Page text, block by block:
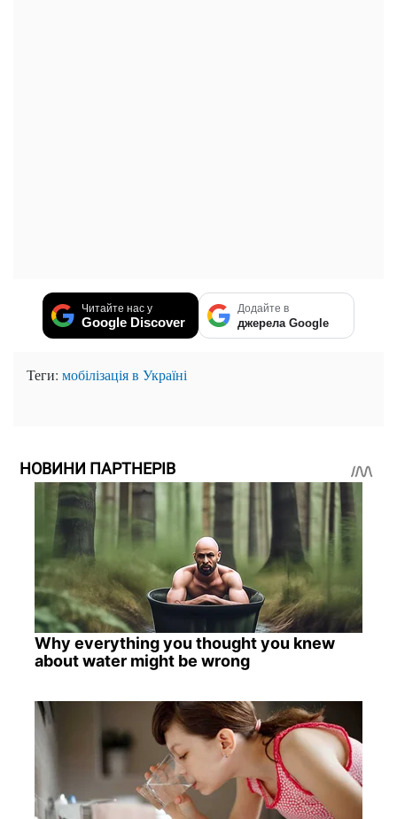
Читайте нас у
Google Discover
Додайте в
джерела Google
Теги: мобілізація в Україні
НОВИНИ ПАРТНЕРІВ
Why everything you thought you knew
about water might be wrong